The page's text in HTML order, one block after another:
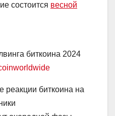
состоится весной
биткоина 2024
биткоина на